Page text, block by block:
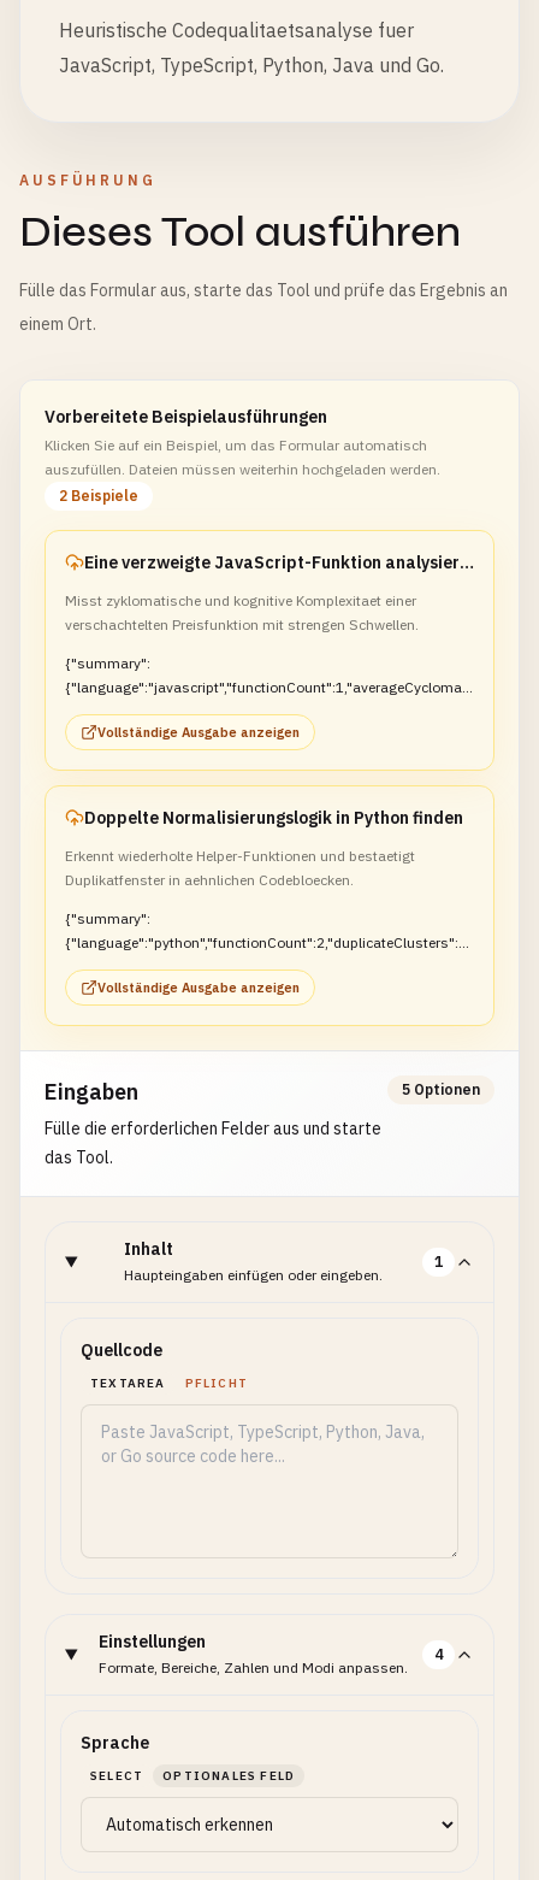
Heuristische Codequalitaetsanalyse fuer
JavaScript, TypeScript, Python, Java und Go.
AUSFÜHRUNG
Dieses Tool ausführen
Fülle das Formular aus, starte das Tool und prüfe das Ergebnis an
einem Ort.
Vorbereitete Beispielausführungen
Klicken Sie auf ein Beispiel, um das Formular automatisch
auszufüllen. Dateien müssen weiterhin hochgeladen werden.
2 Beispiele
Eine verzweigte JavaScript-Funktion analysieren
Misst zyklomatische und kognitive Komplexitaet einer
verschachtelten Preisfunktion mit strengen Schwellen.
{"summary":
{"language":"javascript","functionCount":1,"averageCyclomati
cComplexity":5,"averageCognitiveComplexity":4,"hotspotCoun
t":0,"longFunctionCount":0,"deepNestingCount":1,"duplicateCl
[{"name":"score","cyclomaticComplexity":5,"deepNesting":true
}]}
Vollständige Ausgabe anzeigen
Doppelte Normalisierungslogik in Python finden
Erkennt wiederholte Helper-Funktionen und bestaetigt
Duplikatfenster in aehnlichen Codebloecken.
{"summary":
{"language":"python","functionCount":2,"duplicateClusters":1},
"duplicates":[{"occurrences":2,"lines":[1,6]}]}
Vollständige Ausgabe anzeigen
Eingaben
Fülle die erforderlichen Felder aus und starte
das Tool.
5 Optionen
Inhalt
Haupteingaben einfügen oder eingeben.
1
Quellcode
TEXTAREA PFLICHT
Einstellungen
Formate, Bereiche, Zahlen und Modi anpassen.
4
Sprache
SELECT OPTIONALES FELD